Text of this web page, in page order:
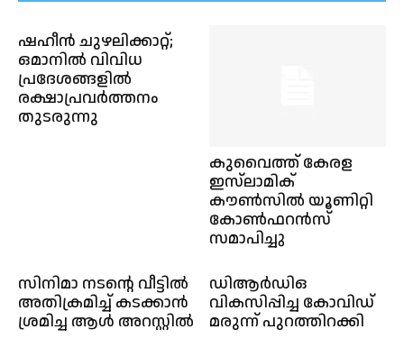
ഷഹീൻ ചുഴലിക്കാറ്റ്;
ഒമാനിൽ വിവിധ
പ്രദേശങ്ങളിൽ
രക്ഷാപ്രവർത്തനം
തുടരുന്നു
കുവൈത്ത്‌ കേരള
ഇസ്‌ലാമിക്
കൗൺസിൽ യൂണിറ്റി
കോൺഫറൻസ്
സമാപിച്ചു
സിനിമാ നടൻ്റെ വീട്ടിൽ
അതിക്രമിച്ച് കടക്കാൻ
ശ്രമിച്ച ആൾ അറസ്റ്റിൽ
ഡിആര്‍ഡിഒ
വികസിപ്പിച്ച കോവിഡ്
മരുന്ന് പുറത്തിറക്കി